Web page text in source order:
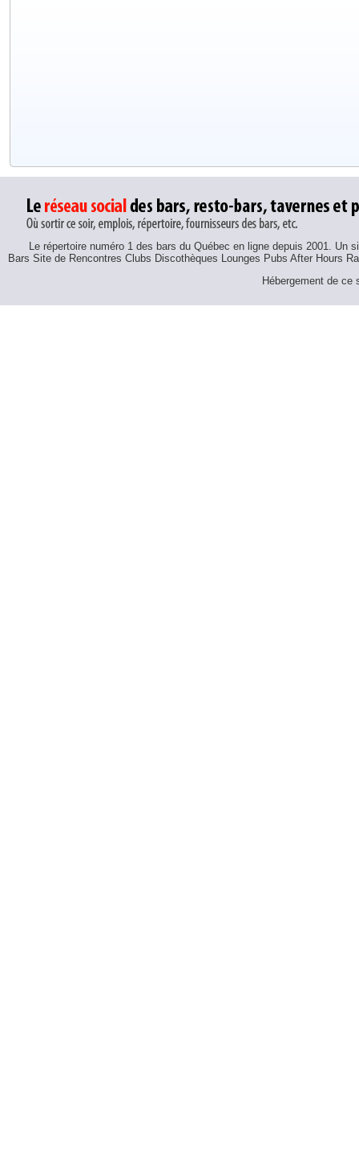
Le répertoire numéro 1 des bars du Québec en ligne depuis 2001.
Bars Site de Rencontres Clubs Discothèques Lounges Pubs After Hours
Hébergement de ce